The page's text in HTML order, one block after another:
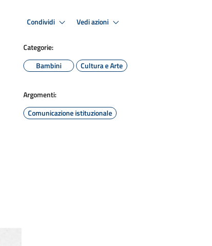
Condividi Vedi azioni
Categorie:
Bambini
Cultura e Arte
Argomenti:
Comunicazione istituzionale